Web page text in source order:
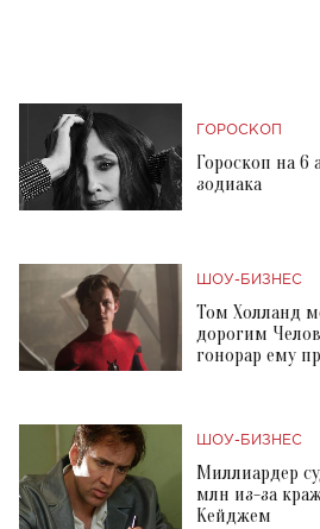
ГОРОСКОП
Гороскоп на 6
зодиака
ШОУ-БИЗНЕС
Том Холланд
дорогим
гонорар ему
ШОУ-БИЗНЕС
Миллиардер
млн из-за
Кейджем